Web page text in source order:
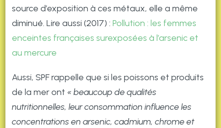
source d’exposition à ces métaux, elle a même
diminué. Lire aussi (2017) : Pollution : les femmes
enceintes françaises surexposées à l’arsenic et
au mercure
Aussi, SPF rappelle que si les poissons et produits
de la mer ont « beaucoup de qualités
nutritionnelles, leur consommation influence les
concentrations en arsenic, cadmium, chrome et